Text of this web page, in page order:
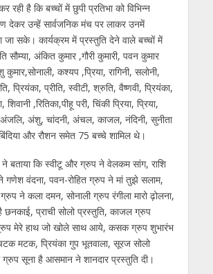
रही है कि बच्चों में छुपी प्रतिभा को विभिन्न
देकर उन्हें सार्वजनिक मंच पर लाकर उनमें
जा सके। कार्यक्रम में प्रस्तुति देने वाले बच्चों में
सौम्या, अंकित कुमार ,गौरी कुमारी, पवन कुमार
कुमार,सोनाली, कश्यप ,प्रिया, रागिनी, सलोनी,
प्रियंका, प्रीति, स्वीटी, श्रुति, वैष्णवी, प्रियंका,
,रितिका,पीहू परी, चिंकी प्रिया, प्रिया,
अंशु, चांदनी, अंचल, काजल, नंदिनी, सुनीता
और रौशन समेत 75 बच्चे शामिल थे।
बताया कि स्वीटू और ग्रुप ने वेलकम सांग, राशि
वंदना, पवन-रोहित ग्रुप ने मां तुझे सलाम,
ने कला दमन, सोनाली ग्रुप रंगीला मारो ढ़ोलना,
छनकाई, प्राची सोलो प्रस्तुति, काजल ग्रुप
ग्रुप मेरे हाथ जो खोले साथ आये, कसक ग्रुप शुभारंभ
मटक, प्रियंका गुप भूतवाला, सूरज सोलो
ग्रुप सूना है आसमान ने शानदार प्रस्तुति दी।